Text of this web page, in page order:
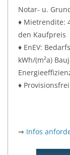
Notar- u.
♦ Mietrendite:
den Kaufpreis
♦ EnEV:
kWh/(m²a)
♦
⇒ Infos